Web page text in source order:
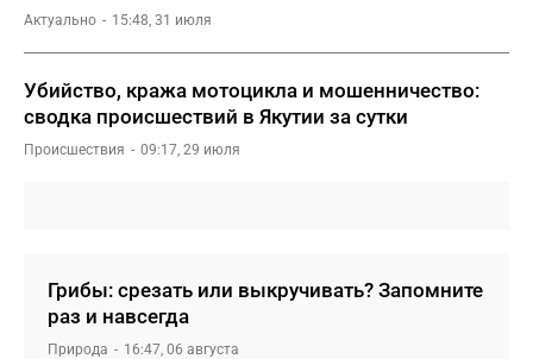
Актуально 15:48, 31 июля
Убийство, кража мотоцикла и мошенничество:
сводка происшествий в Якутии за сутки
Происшествия 09:17, 29 июля
Грибы: срезать или выкручивать? Запомните
раз и навсегда
Природа 16:47, 06 августа